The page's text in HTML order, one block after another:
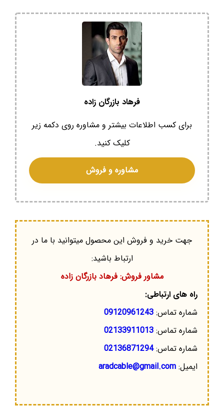
فرهاد بازرگان زاده
برای کسب اطلاعات بیشتر و مشاوره روی دکمه زیر
کلیک کنید.
مشاوره و فروش
جهت خرید و فروش این محصول میتوانید با ما در
ارتباط باشید:
مشاور فروش: فرهاد بازرگان زاده
راه های ارتباطی:
شماره تماس: 09120961243
شماره تماس: 02133911013
شماره تماس:02136871294
ایمیل: aradcable@gmail.com